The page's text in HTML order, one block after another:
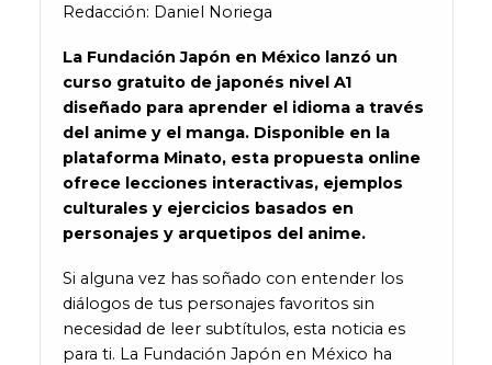
Redacción: Daniel Noriega
La Fundación Japón en México lanzó un
curso gratuito de japonés nivel A1
diseñado para aprender el idioma a través
del anime y el manga. Disponible en la
plataforma Minato, esta propuesta online
ofrece lecciones interactivas, ejemplos
culturales y ejercicios basados en
personajes y arquetipos del anime.
Si alguna vez has soñado con entender los
diálogos de tus personajes favoritos sin
necesidad de leer subtítulos, esta noticia es
para ti. La Fundación Japón en México ha